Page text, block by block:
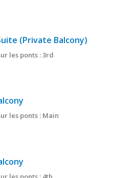
(Private Balcony)
les ponts : 3rd
les ponts : Main